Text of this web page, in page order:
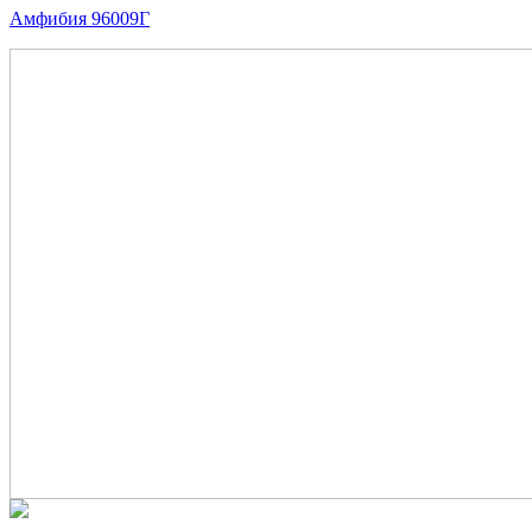
Амфибия 96009Г